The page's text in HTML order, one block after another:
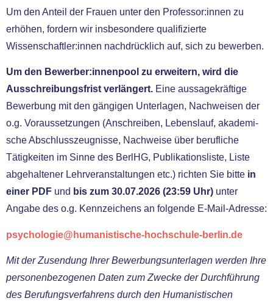
Um den Anteil der Frauen unter den Professor:innen zu
erhö­hen, for­dern wir ins­be­son­de­re qua­li­fi­zier­te
Wissenschaftler:innen nach­drück­lich auf, sich zu bewer­ben.
Um den Bewerber:innenpool zu erwei­tern, wird die
Ausschreibungsfrist ver­län­gert. Eine aus­sa­ge­kräf­ti­ge
Bewerbung mit den gän­gi­gen Unterlagen, Nachweisen der
o.g. Voraussetzungen (Anschreiben, Lebenslauf, aka­de­mi­
sche Abschlusszeugnisse, Nachweise über beruf­li­che
Tätigkeiten im Sinne des BerlHG, Publikationsliste, Liste
abge­hal­te­ner Lehrveranstaltungen etc.) rich­ten Sie bit­te in
einer PDF und bis zum 30.07.2026 (23:59 Uhr) unter
Angabe des o.g. Kennzeichens an fol­gen­de E‑Mail-Adresse:
psychologie@humanistische-hochschule-berlin.de
Mit der Zusendung Ihrer Bewerbungsunterlagen wer­den Ihre
per­so­nen­be­zo­ge­nen Daten zum Zwecke der Durchführung
des Berufungsverfahrens durch den Humanistischen